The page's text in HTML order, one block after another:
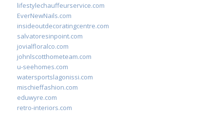
lifestylechauffeurservice.com
EverNewNails.com
insideoutdecoratingcentre.com
salvatoresinpoint.com
jovialfloralco.com
johnlscotthometeam.com
u-seehomes.com
watersportslagonissi.com
mischieffashion.com
eduwyre.com
retro-interiors.com